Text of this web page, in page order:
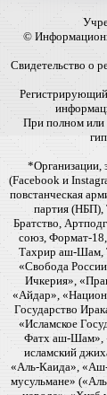
©
Свидетельство о
Регистрирующий
При полном или
*Организации,
(Facebook и
повстанческая
партия (НБП),
Братство,
союз, Формат-18,
Тахрир аш-Шам,
«Свобода
Ичкерия»,
«Айдар»,
Государство
«Исламское
Фатх аш-Шам»,
исламский
«Аль-Каида»,
мусульмане»